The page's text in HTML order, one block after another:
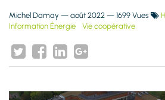
Michel Damay — août 2022 — 1699 Vues
Information Énergie
Vie coopérative